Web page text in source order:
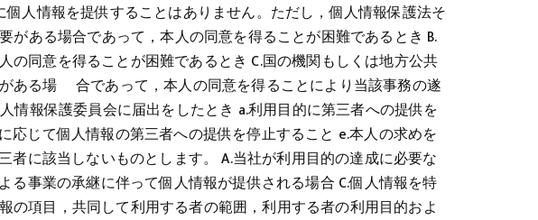
人情報を提供することはありません。ただし，個人情報保護法そ
ある場合であって，本人の同意を得ることが困難であるとき B.
同意を得ることが困難であるとき C.国の機関もしくは地方公共
ある場 合であって，本人の同意を得ることにより当該事務の遂
報保護委員会に届出をしたとき a.利用目的に第三者への提供を
じて個人情報の第三者への提供を停止すること e.本人の求めを
に該当しないものとします。 A.当社が利用目的の達成に必要な
事業の承継に伴って個人情報が提供される場合 C.個人情報を特
項目，共同して利用する者の範囲，利用する者の利用目的およ